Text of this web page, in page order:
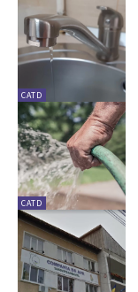
CATD
CATD